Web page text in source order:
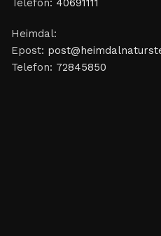
Telefon: 40691111
Heimdal:
Epost:
Telefon: 72845850